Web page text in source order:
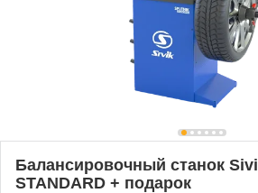
Балансировочный станок
STANDARD + подарок